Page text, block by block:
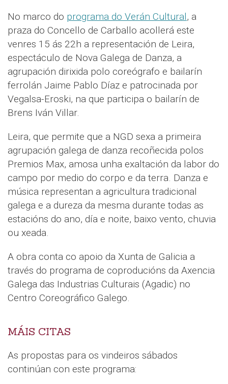
No marco do programa do Verán Cultural, a
praza do Concello de Carballo acollerá este
venres 15 ás 22h a representación de Leira,
espectáculo de Nova Galega de Danza, a
agrupación dirixida polo coreógrafo e bailarín
ferrolán Jaime Pablo Díaz e patrocinada por
Vegalsa-Eroski, na que participa o bailarín de
Brens Iván Villar.
Leira, que permite que a NGD sexa a primeira
agrupación galega de danza recoñecida polos
Premios Max, amosa unha exaltación da labor do
campo por medio do corpo e da terra. Danza e
música representan a agricultura tradicional
galega e a dureza da mesma durante todas as
estacións do ano, día e noite, baixo vento, chuvia
ou xeada.
A obra conta co apoio da Xunta de Galicia a
través do programa de coproducións da Axencia
Galega das Industrias Culturais (Agadic) no
Centro Coreográfico Galego.
MÁIS CITAS
As propostas para os vindeiros sábados
continúan con este programa: